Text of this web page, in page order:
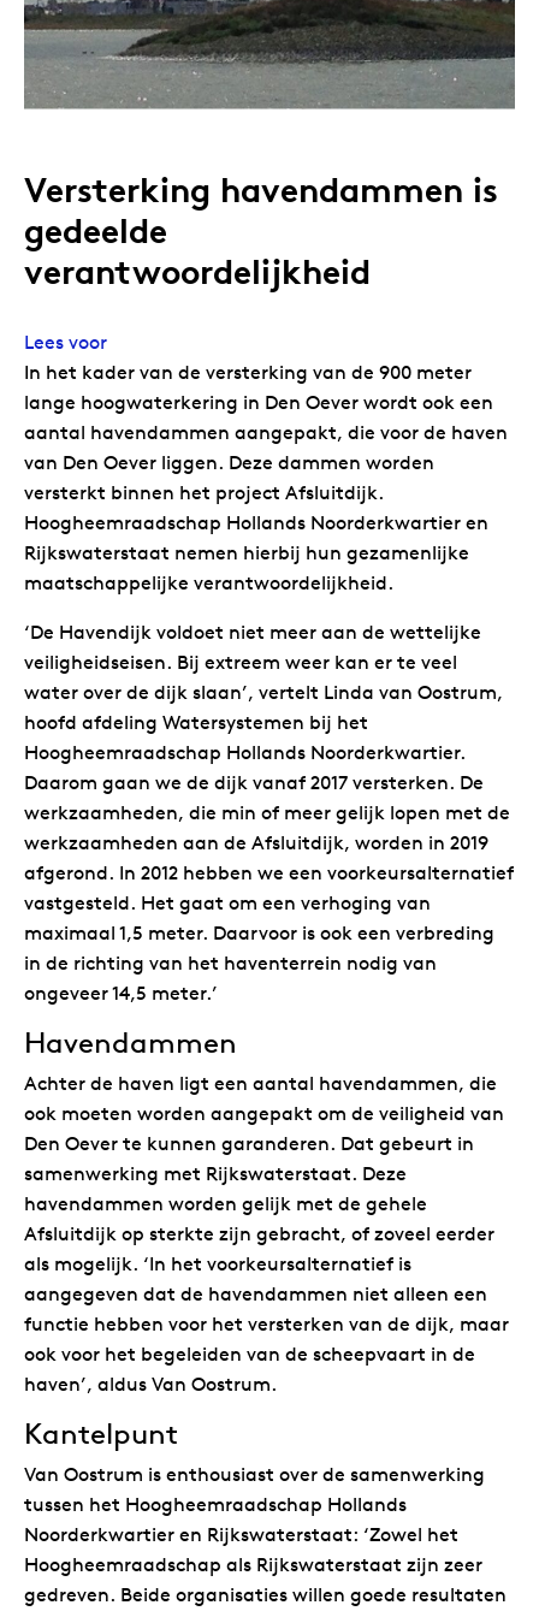
Versterking havendammen is
gedeelde
verantwoordelijkheid
Lees voor
In het kader van de versterking van de 900 meter
lange hoogwaterkering in Den Oever wordt ook een
aantal havendammen aangepakt, die voor de haven
van Den Oever liggen. Deze dammen worden
versterkt binnen het project Afsluitdijk.
Hoogheemraadschap Hollands Noorderkwartier en
Rijkswaterstaat nemen hierbij hun gezamenlijke
maatschappelijke verantwoordelijkheid.
‘De Havendijk voldoet niet meer aan de wettelijke
veiligheidseisen. Bij extreem weer kan er te veel
water over de dijk slaan’, vertelt Linda van Oostrum,
hoofd afdeling Watersystemen bij het
Hoogheemraadschap Hollands Noorderkwartier.
Daarom gaan we de dijk vanaf 2017 versterken. De
werkzaamheden, die min of meer gelijk lopen met de
werkzaamheden aan de Afsluitdijk, worden in 2019
afgerond. In 2012 hebben we een voorkeursalternatief
vastgesteld. Het gaat om een verhoging van
maximaal 1,5 meter. Daarvoor is ook een verbreding
in de richting van het haventerrein nodig van
ongeveer 14,5 meter.’
Havendammen
Achter de haven ligt een aantal havendammen, die
ook moeten worden aangepakt om de veiligheid van
Den Oever te kunnen garanderen. Dat gebeurt in
samenwerking met Rijkswaterstaat. Deze
havendammen worden gelijk met de gehele
Afsluitdijk op sterkte zijn gebracht, of zoveel eerder
als mogelijk. ‘In het voorkeursalternatief is
aangegeven dat de havendammen niet alleen een
functie hebben voor het versterken van de dijk, maar
ook voor het begeleiden van de scheepvaart in de
haven’, aldus Van Oostrum.
Kantelpunt
Van Oostrum is enthousiast over de samenwerking
tussen het Hoogheemraadschap Hollands
Noorderkwartier en Rijkswaterstaat: ‘Zowel het
Hoogheemraadschap als Rijkswaterstaat zijn zeer
gedreven. Beide organisaties willen goede resultaten